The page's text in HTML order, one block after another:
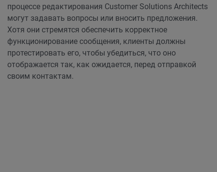
процессе редактирования Customer Solutions Architects
могут задавать вопросы или вносить предложения.
Хотя они стремятся обеспечить корректное
функционирование сообщения, клиенты должны
протестировать его, чтобы убедиться, что оно
отображается так, как ожидается, перед отправкой
своим контактам.